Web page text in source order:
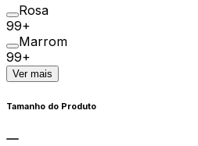
Rosa
99+
Marrom
99+
Ver mais
Tamanho do Produto